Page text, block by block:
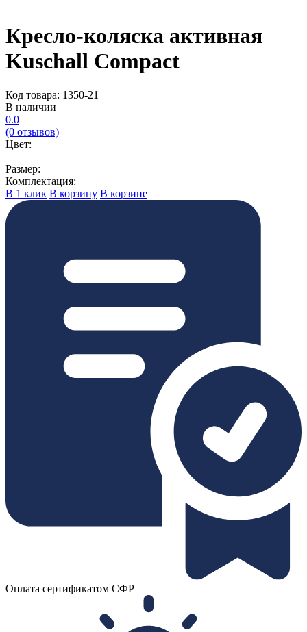
Кресло-коляска активная
Kuschall Compact
Код товара: 1350-21
В наличии
0.0
(0 отзывов)
Цвет:
Размер:
Комплектация:
В 1 клик В корзину В корзине
Оплата сертификатом СФР